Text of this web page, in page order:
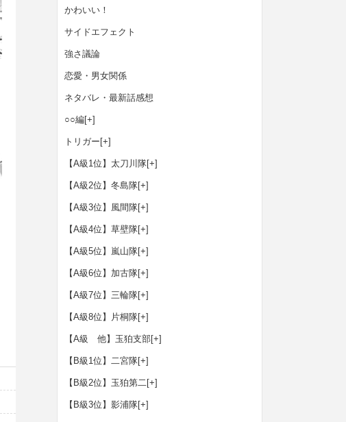
かわいい！
サイドエフェクト
強さ議論
恋愛・男女関係
ネタバレ・最新話感想
○○編[+]
トリガー [+]
【A級1位】太刀川隊[+]
【A級2位】冬島隊[+]
【A級3位】風間隊[+]
【A級4位】草壁隊[+]
【A級5位】嵐山隊[+]
【A級6位】加古隊[+]
【A級7位】三輪隊[+]
【A級8位】片桐隊[+]
【A級 他】玉狛支部[+]
【B級1位】二宮隊[+]
【B級2位】玉狛第二[+]
【B級3位】影浦隊[+]